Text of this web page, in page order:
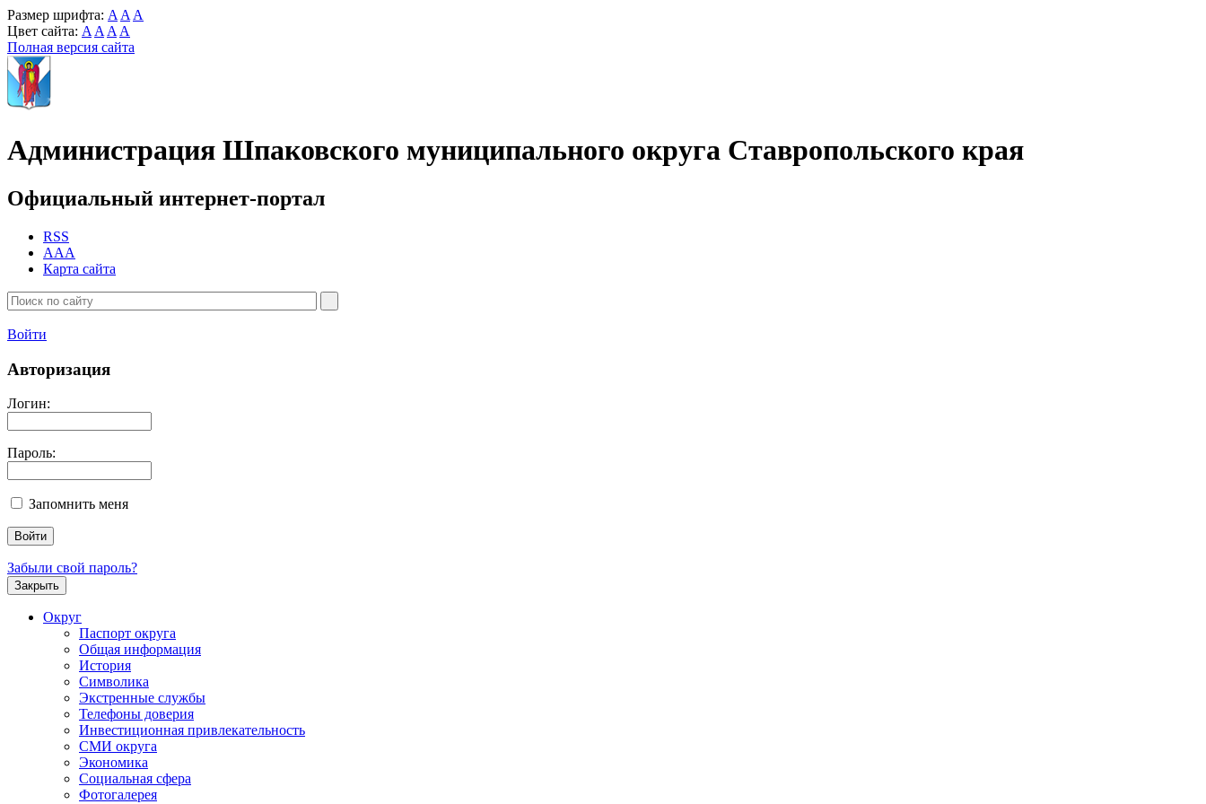
Размер шрифта: A A A
Цвет сайта: A A A A
Полная версия сайта
Администрация Шпаковского муниципального округа Ставропольского края
Официальный интернет-портал
RSS
AAA
Карта сайта
Войти
Авторизация
Логин:
Пароль:
Запомнить меня
Забыли свой пароль?
Закрыть
Округ
Паспорт округа
Общая информация
История
Символика
Экстренные службы
Телефоны доверия
Инвестиционная привлекательность
СМИ округа
Экономика
Социальная сфера
Фотогалерея